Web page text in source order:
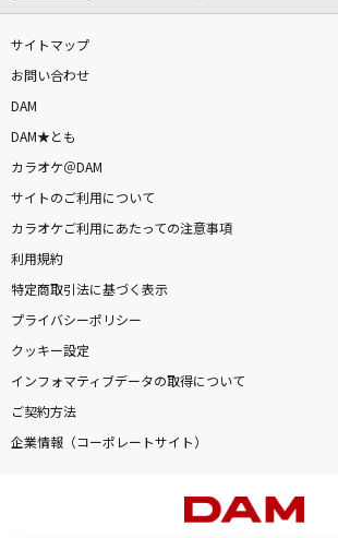
サイトマップ
お問い合わせ
DAM
DAM★とも
カラオケ＠DAM
サイトのご利用について
カラオケご利用にあたっての注意事項
利用規約
特定商取引法に基づく表示
プライバシーポリシー
クッキー設定
インフォマティブデータの取得について
ご契約方法
企業情報（コーポレートサイト）